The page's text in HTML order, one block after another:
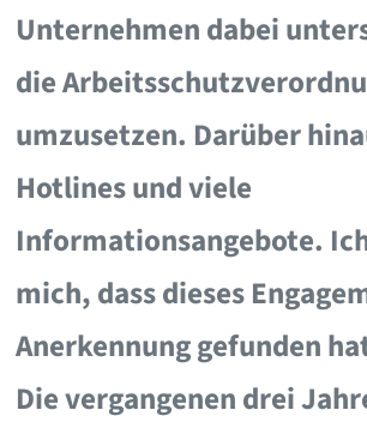
Unternehmen dabei
die
umzusetzen. Darüber
Hotlines und viele
Informationsangebote.
mich, dass dieses
Anerkennung gefunden
Die vergangenen drei